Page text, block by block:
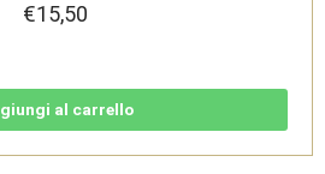
€15,50
al carrello